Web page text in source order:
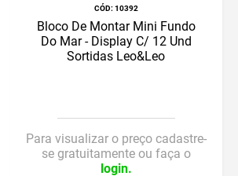
:10392
Bloco De Montar Mini Fundo
Do Mar - Display C/ 12 Und
Sortidas Leo&Leo
Para visualizar o preço cadastre-
se gratuitamente ou faça o
login.